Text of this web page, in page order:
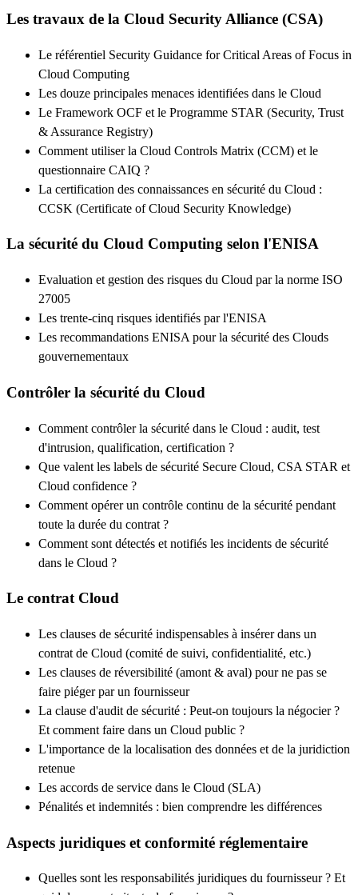
Les travaux de la Cloud Security Alliance (CSA)
Le référentiel Security Guidance for Critical Areas of Focus in
Cloud Computing
Les douze principales menaces identifiées dans le Cloud
Le Framework OCF et le Programme STAR (Security, Trust
& Assurance Registry)
Comment utiliser la Cloud Controls Matrix (CCM) et le
questionnaire CAIQ ?
La certification des connaissances en sécurité du Cloud :
CCSK (Certificate of Cloud Security Knowledge)
La sécurité du Cloud Computing selon l'ENISA
Evaluation et gestion des risques du Cloud par la norme ISO
27005
Les trente-cinq risques identifiés par l'ENISA
Les recommandations ENISA pour la sécurité des Clouds
gouvernementaux
Contrôler la sécurité du Cloud
Comment contrôler la sécurité dans le Cloud : audit, test
d'intrusion, qualification, certification ?
Que valent les labels de sécurité Secure Cloud, CSA STAR et
Cloud confidence ?
Comment opérer un contrôle continu de la sécurité pendant
toute la durée du contrat ?
Comment sont détectés et notifiés les incidents de sécurité
dans le Cloud ?
Le contrat Cloud
Les clauses de sécurité indispensables à insérer dans un
contrat de Cloud (comité de suivi, confidentialité, etc.)
Les clauses de réversibilité (amont & aval) pour ne pas se
faire piéger par un fournisseur
La clause d'audit de sécurité : Peut-on toujours la négocier ?
Et comment faire dans un Cloud public ?
L'importance de la localisation des données et de la juridiction
retenue
Les accords de service dans le Cloud (SLA)
Pénalités et indemnités : bien comprendre les différences
Aspects juridiques et conformité réglementaire
Quelles sont les responsabilités juridiques du fournisseur ? Et